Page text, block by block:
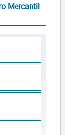
Mercantil